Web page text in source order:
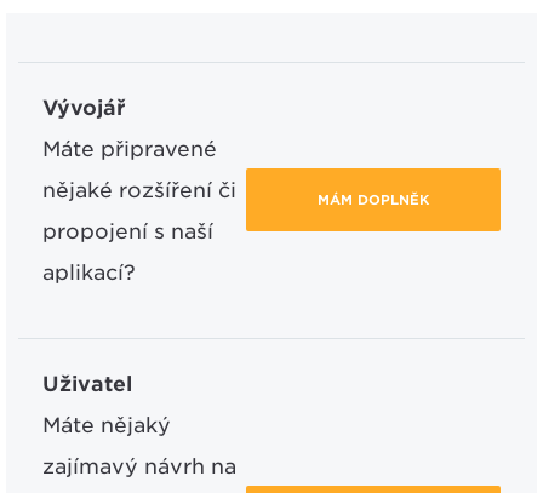
Vývojář
Máte připravené
nějaké rozšíření či
propojení s naší
aplikací?
MÁM DOPLNĚK
Uživatel
Máte nějaký
zajímavý návrh na